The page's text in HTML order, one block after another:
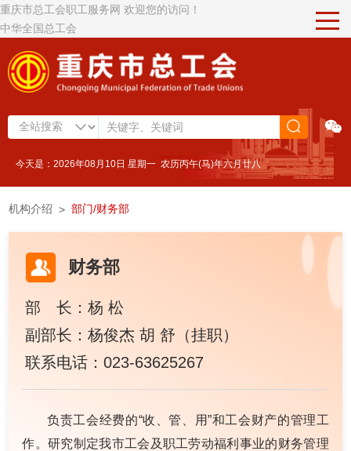
重庆市总工会职工服务网 欢迎您的访问！
中华全国总工会
今天是：2026年08月10日 星期一 农历丙午(马)年六月廿八
机构介绍 > 部门/财务部
财务部
部 长：杨 松
副部长：杨俊杰 胡 舒（挂职）
联系电话：023-63625267
负责工会经费的“收、管、用”和工会财产的管理工
作。研究制定我市工会及职工劳动福利事业的财务管理